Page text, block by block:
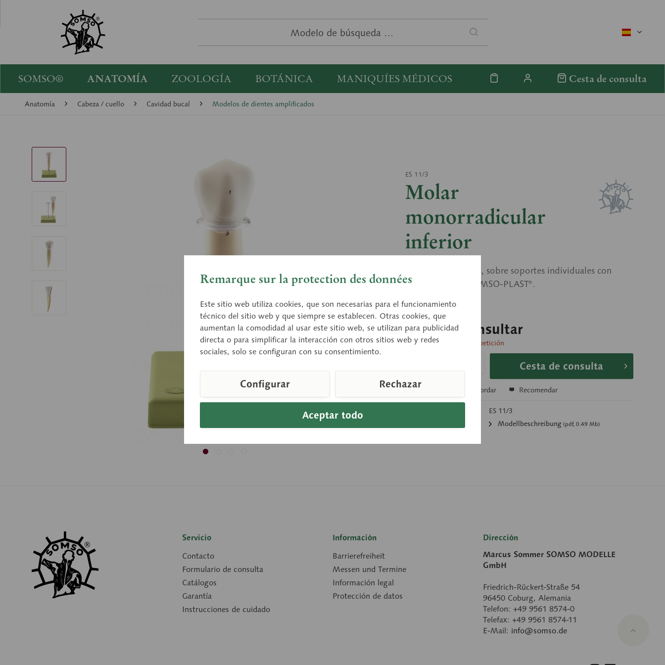
spanisch
SOMSO® ANATOMÍA ZOOLOGÍA BOTÁNICA MANIQUÍES MÉDICOS Cesta de consulta
Anatomía Cabeza / cuello Cavidad bucal Modelos de dientes amplificados
ES 11/3
Molar
monorradicular
inferior
Aprox. 8 aumentos, sobre soportes individuales con
peana verde de SOMSO-PLAST®.
Precio a consultar
Tiempo de entrega a petición
Cesta de consulta
Comparar Recordar Recomendar
ES 11/3
Modellbeschreibung (pdf, 0.49 Mb)
Servicio
Contacto
Formulario de consulta
Catálogos
Garantía
Instrucciones de cuidado
Información
Barrierefreiheit
Messen und Termine
Información legal
Protección de datos
Dirección
Marcus Sommer SOMSO MODELLE
GmbH
Friedrich-Rückert-Straße 54
96450 Coburg, Alemania
Telefon: +49 9561 8574-0
Telefax: +49 9561 8574-11
E-Mail: info@somso.de
Remarque sur la protection des données
Este sitio web utiliza cookies, que son necesarias para el funcionamiento
técnico del sitio web y que siempre se establecen. Otras cookies, que
aumentan la comodidad al usar este sitio web, se utilizan para publicidad
directa o para simplificar la interacción con otros sitios web y redes
sociales, solo se configuran con su consentimiento.
Aceptar todo
Configurar Rechazar